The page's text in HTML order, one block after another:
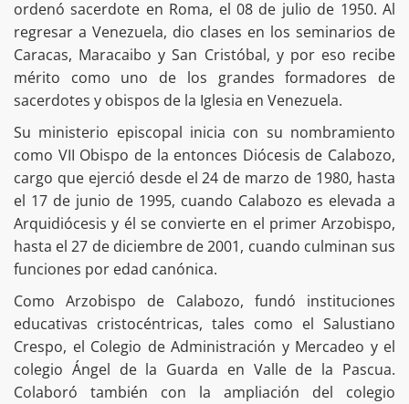
ordenó sacerdote en Roma, el 08 de julio de 1950. Al
regresar a Venezuela, dio clases en los seminarios de
Caracas, Maracaibo y San Cristóbal, y por eso recibe
mérito como uno de los grandes formadores de
sacerdotes y obispos de la Iglesia en Venezuela.
Su ministerio episcopal inicia con su nombramiento
como VII Obispo de la entonces Diócesis de Calabozo,
cargo que ejerció desde el 24 de marzo de 1980, hasta
el 17 de junio de 1995, cuando Calabozo es elevada a
Arquidiócesis y él se convierte en el primer Arzobispo,
hasta el 27 de diciembre de 2001, cuando culminan sus
funciones por edad canónica.
Como Arzobispo de Calabozo, fundó instituciones
educativas cristocéntricas, tales como el Salustiano
Crespo, el Colegio de Administración y Mercadeo y el
colegio Ángel de la Guarda en Valle de la Pascua.
Colaboró también con la ampliación del colegio